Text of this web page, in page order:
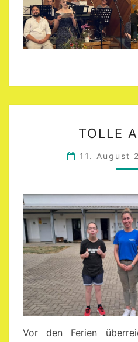
TOLLE
11. August
Vor den Ferien